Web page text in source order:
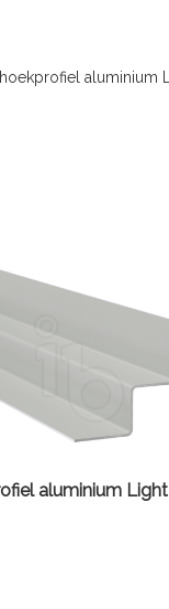
aluminium
aluminium